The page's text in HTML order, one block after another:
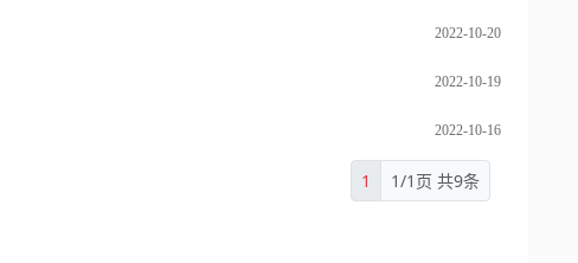
2022-10-20
2022-10-19
2022-10-16
1 1/1页 共9条